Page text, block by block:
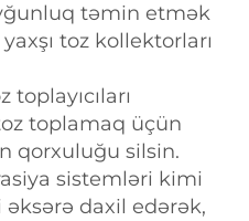
təmin etmək
toz kollektorları
toplamaq üçün
qorxuluğu silsin.
sistemləri kimi
daxil edərək,